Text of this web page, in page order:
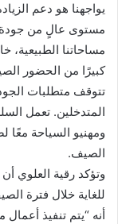
يواجهنا هو دعم
مستوى عالٍ من جودة
مساحاتنا
كبيرًا من الحضور
تتوقف متطلبات
المتدخلين. تعمل
ومهنيو السياحة
الصيف.
وتؤكد رقية العلوي
للغاية خلال فترة
أنه “يتم تنفيذ